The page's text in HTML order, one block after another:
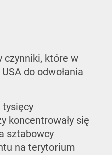
czynniki, które w
do odwołania
koncentrowały się
sztabowcy
na terytorium